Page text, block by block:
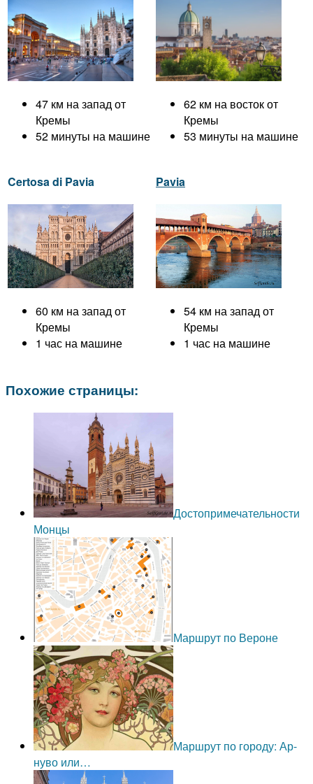
47 км на запад от
Кремы
52 минуты на машине
62 км на восток от
Кремы
53 минуты на машине
Certosa di Pavia
60 км на запад от
Кремы
1 час на машине
Pavia
54 км на запад от
Кремы
1 час на машине
Похожие страницы:
Достопримечательности
Монцы
Маршрут по Вероне
Маршрут по городу: Ар-
нуво или…